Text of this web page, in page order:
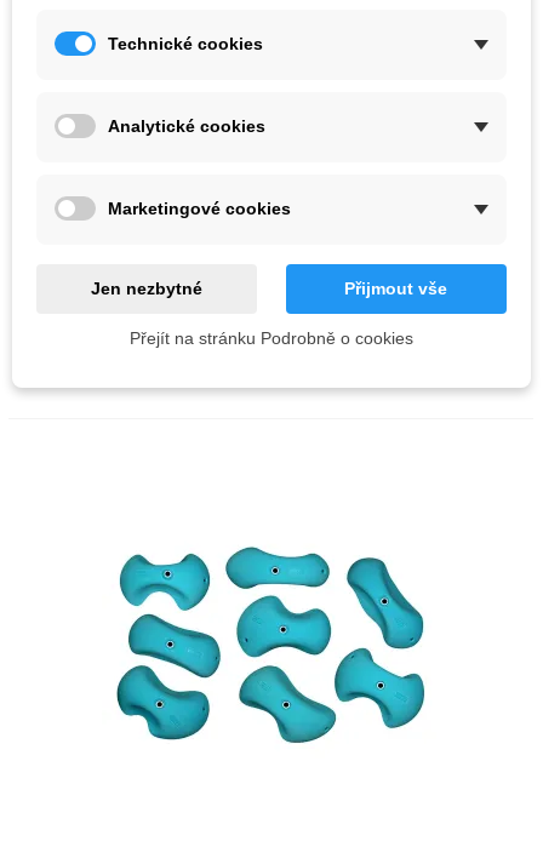
Core Geo Screw-on Hands
Modrá Žlutá
Technické cookies
Analytické cookies
Marketingové cookies
Jen nezbytné Přijmout vše
Přejít na stránku Podrobně o cookies